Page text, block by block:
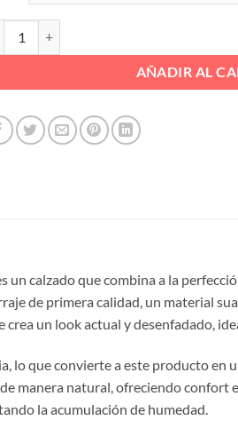
AÑADIR AL
calzado que combina a la
de primera calidad, un material
un look actual y desenfadado,
lo que convierte a este producto en
manera natural, ofreciendo confort
la acumulación de humedad.